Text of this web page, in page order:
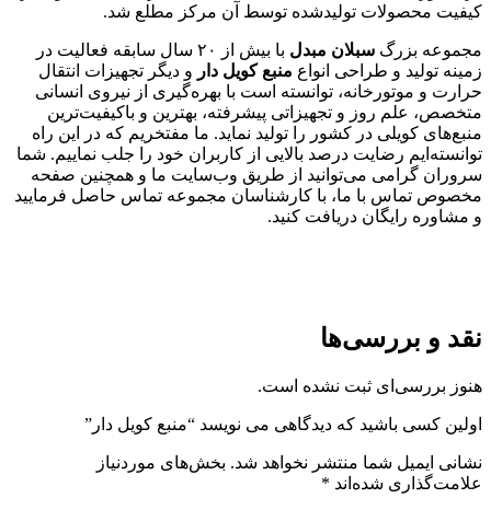
کیفیت محصولات تولیدشده توسط آن‌ مرکز مطلع شد.
مجموعه بزرگ سبلان مبدل
با بیش از ۲۰ سال سابقه فعالیت در
زمینه تولید و طراحی انواع منبع کویل دار و دیگر تجهیزات انتقال
حرارت و موتورخانه، توانسته است با بهره‌گیری از نیروی انسانی
متخصص، علم روز و تجهیزاتی پیشرفته، بهترین و باکیفیت‌ترین
منبع‌های کویلی در کشور را تولید نماید. ما مفتخریم که در این راه
توانسته‌ایم رضایت درصد بالایی از کاربران خود را جلب نماییم. شما
سروران گرامی می‌توانید از طریق وب‌سایت ما و همچنین صفحه
مخصوص تماس با ما، با کارشناسان مجموعه تماس حاصل فرمایید
و مشاوره رایگان دریافت کنید.
نقد و بررسی‌ها
هنوز بررسی‌ای ثبت نشده است.
اولین کسی باشید که دیدگاهی می نویسد “منبع کویل دار”
نشانی ایمیل شما منتشر نخواهد شد. بخش‌های موردنیاز
علامت‌گذاری شده‌اند *